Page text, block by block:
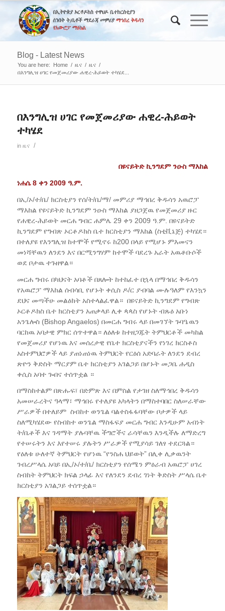
Blog - Latest News
You are here: Home / ዜና / ዜና /
በእንግሊዝ ሀገር የመጀመሪያው ሐዊረ-ሕይወት ተካሄደ...
በእንግሊዝ ሀገር የመጀመሪያው ሐዊረ-ሕይወት
ተካሄደ
in ዜና /
በዩናይትድ ኪንግደም ንዑስ ማእከል
ነሐሴ 8 ቀን 2009 ዓ.ም.
በኢ/ኦ/ተ/ቤ/ ክርስቲያን የሰ/ት/ቤ/ማ/ መምሪያ ማኅበረ ቅዱሳን አዉሮፓ
ማእከል የዩናይትድ ኪንግደም ንዑስ ማእከል ያዘጋጀዉ የመጀመሪያ ዙር
የሐዊረ-ሕይወት መርሐ ግብር ሐምሌ 29 ቀን 2009 ዓ.ም. በዩናይትድ
ኪንግደም የግብጽ ኦርቶዶክስ ቤተ ክርስቲያን ማእከል (ስቲቪኔጅ) ተካሄደ።
በተለያዩ የእንግሊዝ ከተሞች የሚኖሩ ከ200 በላይ የሚሆኑ ምእመናን
መነሻቸዉን ለንደን እና በርሚንግሃም ከተሞች ባደረጉ አራት አዉቶቡሶች
ወደ ቦታዉ ተጉዘዋል።
መርሐ ግብሩ በካህናት አባቶች በጸሎት ከተከፈተ በኋላ በማኅበረ ቅዱሳን
የአዉሮፓ ማእከል ሰብሳቢ የሆኑት ቀሲስ ዶ/ር ያብባል ሙሉዓለም የእንኳን
ደህና መጣችሁ መልዕክት አስተላልፈዋል። በዩናይትድ ኪንግደም የግብጽ
ኦርቶዶክስ ቤተ ክርስቲያን አጠቃላይ ሊቀ ጳጳስ የሆኑት ብጹዕ አቡነ
አንጌሎስ (Bishop Angaelos) በመርሐ ግብሩ ላይ በመገኘት ጉባዔዉን
ባርከዉ አባታዊ ምክር ሰጥተዋል። ለዕለቱ ከተዘጋጁት ትምህርቶች መካከል
የመጀመሪያ የሆነዉ እና መሰረታዊ የቤተ ክርስቲያናችን የነገረ ክርስቶስ
አስተምህሮዎች ላይ ያጠነጠነዉ ትምህርት የርዕሰ አድባራት ለንደን ደብረ
ጽዮን ቅድስት ማርያም ቤተ ክርስቲያን አገልጋይ በሆኑት መጋቤ ሐዲስ
ቀሲስ አባተ ጐበና ተሰጥቷል ።
በማስከተልም በጽሑፍ፣ በድምጽ እና በምስል የታገዘ ስለማኅበረ ቅዱሳን
አመሠራረትና ዓላማ፣ ማኅበሩ የተለያዩ አካላትን በማስተባበር ስለሠራቸው
ሥራዎች በተለይም ስብከተ ወንጌል ባልተስፋፋባቸው ቦታዎች ላይ
ስለሚካሄደው የስብከተ ወንጌል ማስፋፍያ መርሐ ግብር እንዲሁም አብነት
ት/ቤቶች እና ገዳማት ያሉባቸዉ ችግሮችና ራሳቸዉን እንዲችሉ ለማድረግ
የተሠሩትን እና እየተሠሩ ያሉትን ሥራዎች የሚያሳይ ገለፃ ተደርጓል።
የዕለቱ ሁለተኛ ትምህርት የሆነዉ “የንስሐ ህይወት” በሊቀ ሊቃዉንት
ገብረሥላሴ አባይ በኢ/ኦ/ተ/ቤ/ ክርስቲያን የሰሜን ምዕራብ አዉሮፓ ሀገረ
ስብከት ትምህርት ክፍል ኃላፊ እና የለንደን ደብረ ገነት ቅድስት ሥላሴ ቤተ
ክርስቲያን አገልጋይ ተሰጥቷል።